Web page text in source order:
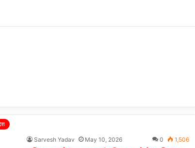
Sarvesh Yadav May 10, 2026 0 1,506